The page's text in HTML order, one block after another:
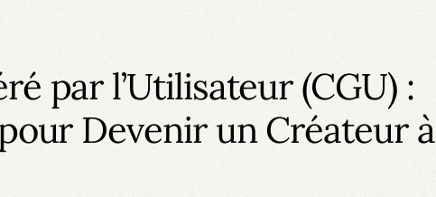
par l’Utilisateur (CGU) :
Devenir un Créateur à